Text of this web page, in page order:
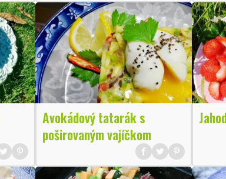
Avokádový tatarák s
poširovaným vajíčkom